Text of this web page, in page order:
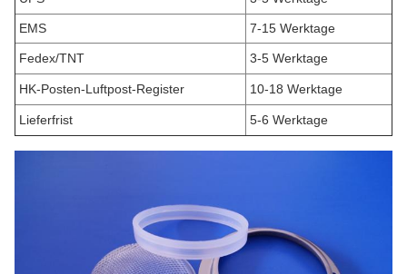
EMS 7-15 Werktage
Fedex/TNT 3-5 Werktage
HK-Posten-Luftpost-Register 10-18 Werktage
Lieferfrist 5-6 Werktage